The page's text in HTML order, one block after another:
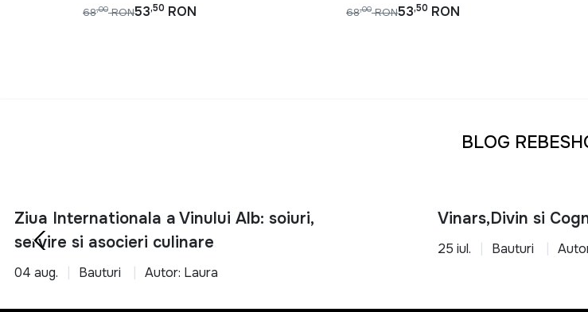
53,50 RON
68,00 RON 53,50 RON
68,00 RON
BLOG
Ziua Internationala a Vinului Alb: soiuri,
servire si asocieri culinare
04 aug. Bauturi Autor: Laura
Vinars,Divin si
25 iul. Bauturi